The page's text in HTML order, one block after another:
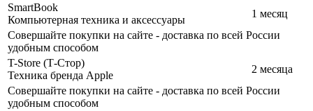
SmartBook
Компьютерная техника и аксессуары
1 месяц
Совершайте покупки на сайте - доставка по всей России
удобным способом
T-Store (Т-Стор)
Техника бренда Apple
2 месяца
Совершайте покупки на сайте - доставка по всей России
удобным способом